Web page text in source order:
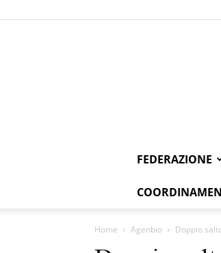
FEDERAZIONE
Home Agenbio Doppio